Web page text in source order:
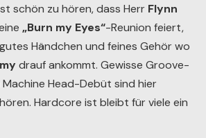
schön zu hören, dass Herr Flynn
„Burn my Eyes“-Reunion feiert,
Händchen und feines Gehör wo
drauf ankommt. Gewisse Groove-
Head-Debüt sind hier
Hardcore ist bleibt für viele ein